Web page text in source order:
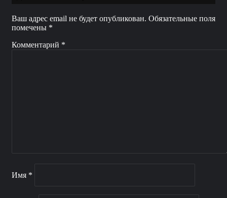
Ваш адрес email не будет опубликован. Обязательные поля
помечены *
Комментарий *
Имя *